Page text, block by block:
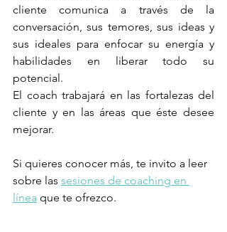
cliente comunica a través de la
conversación, sus temores, sus ideas y
sus ideales para enfocar su energía y
habilidades en liberar todo su
potencial.
El coach trabajará en las fortalezas del
cliente y en las áreas que éste desee
mejorar.
Si quieres conocer más, te invito a leer
sobre las sesiones de coaching en
línea que te ofrezco.